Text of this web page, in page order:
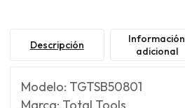
Descripción
Información
adicional
Modelo: TGTSB50801
Marca: Total Tools